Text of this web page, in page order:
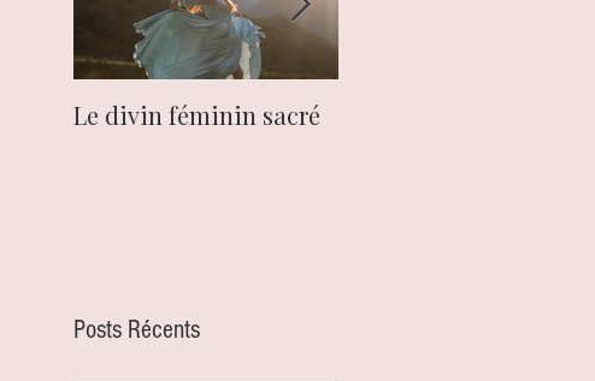
Le divin féminin sacré
Posts Récents